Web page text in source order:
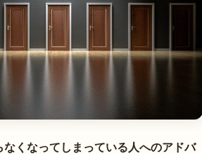
なくなってしまっている人へのアドバ